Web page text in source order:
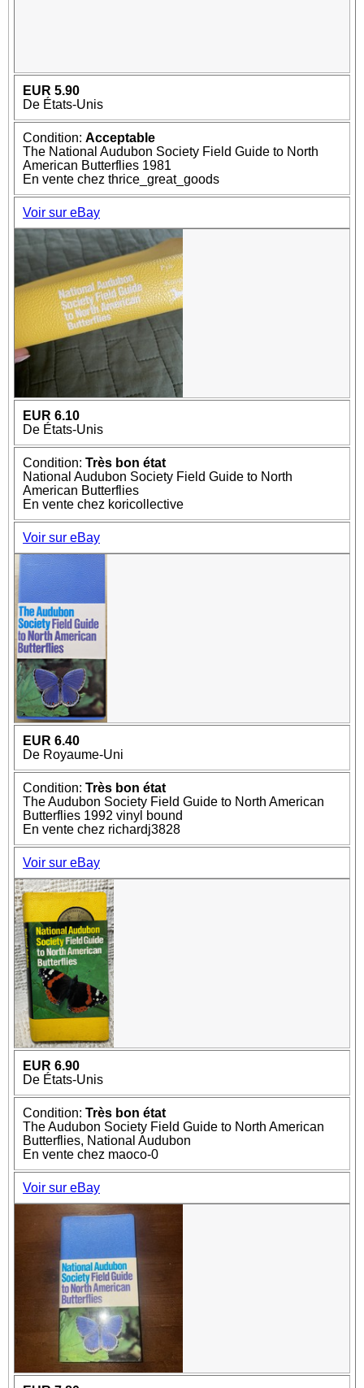
EUR 5.90
De États-Unis
Condition: Acceptable
The National Audubon Society Field Guide to North
American Butterflies 1981
En vente chez thrice_great_goods
Voir sur eBay
EUR 6.10
De États-Unis
Condition: Très bon état
National Audubon Society Field Guide to North
American Butterflies
En vente chez koricollective
Voir sur eBay
EUR 6.40
De Royaume-Uni
Condition: Très bon état
The Audubon Society Field Guide to North American
Butterflies 1992 vinyl bound
En vente chez richardj3828
Voir sur eBay
EUR 6.90
De États-Unis
Condition: Très bon état
The Audubon Society Field Guide to North American
Butterflies, National Audubon
En vente chez maoco-0
Voir sur eBay